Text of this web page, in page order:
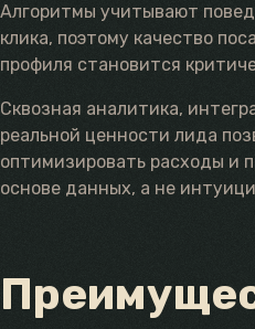
Алгоритмы учитывают
клика, поэтому качество
профиля становится
Сквозная аналитика,
реальной ценности лида
оптимизировать расходы и
основе данных, а не